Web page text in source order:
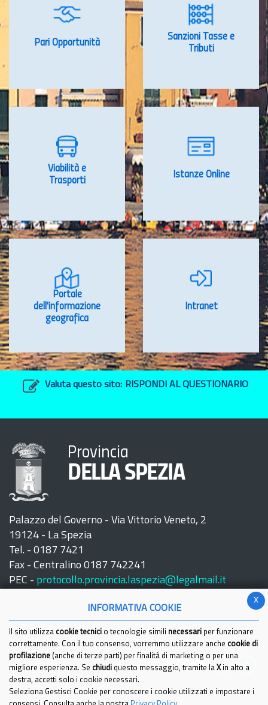
Pari Opportunità
Sanzioni Tasse e
Tributi
Viabilità e
Trasporti
Istanze Online
Portale
dell'informazione
geografica
Intranet
Valuta questo sito: RISPONDI AL QUESTIONARIO
Provincia
DELLA SPEZIA
Palazzo del Governo - Via Vittorio Veneto, 2
19124 - La Spezia
Tel. - 0187 7421
Fax - Centralino 0187 742241
PEC - protocollo.provincia.laspezia@legalmail.it
Seguici su:
x
INFORMATIVA COOKIE
Il sito utilizza cookie tecnici o tecnologie simili necessari per funzionare
correttamente. Con il tuo consenso, vorremmo utilizzare anche cookie di
profilazione (anche di terze parti) per finalità di marketing o per una
migliore esperienza. Se chiudi questo messaggio, tramite la Xin alto a
destra, accetti solo i cookie necessari.
Seleziona Gestisci Cookie per conoscere i cookie utilizzati e impostare i